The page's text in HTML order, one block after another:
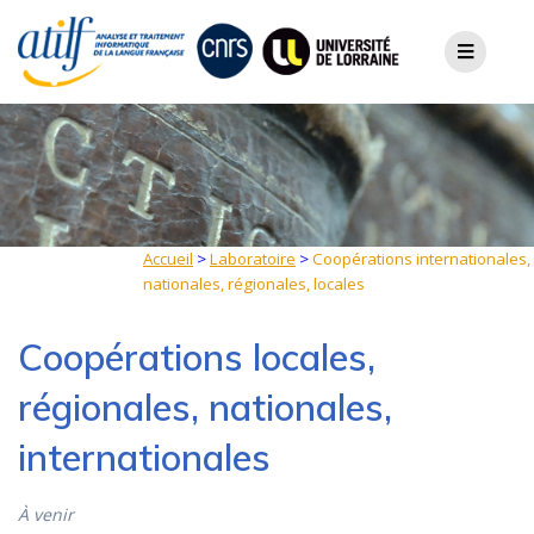
content
Accueil >Laboratoire >Coopérations internationales,
nationales, régionales, locales
Coopérations locales,
régionales, nationales,
internationales
À venir